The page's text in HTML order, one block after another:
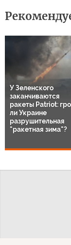
У Зеленского
заканчиваются
ракеты Patriot:
ли Украине
разрушительная
"ракетная зима"?